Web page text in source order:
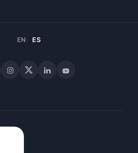
EN ES
Instagram
X LinkedInYouTube